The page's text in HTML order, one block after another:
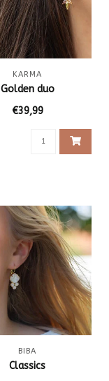
KARMA
Golden duo
€39,99
BIBA
Classics